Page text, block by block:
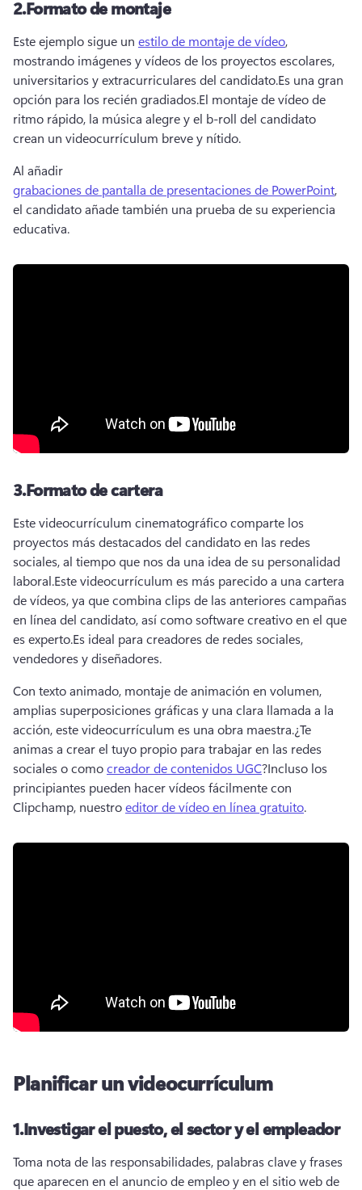
2.Formato de montaje
Este ejemplo sigue un estilo de montaje de vídeo,
mostrando imágenes y vídeos de los proyectos escolares,
universitarios y extracurriculares del candidato.Es una gran
opción para los recién gradiados.El montaje de vídeo de
ritmo rápido, la música alegre y el b-roll del candidato
crean un videocurrículum breve y nítido.
Al añadir
grabaciones de pantalla de presentaciones de PowerPoint,
el candidato añade también una prueba de su experiencia
educativa.
3.Formato de cartera
Este videocurrículum cinematográfico comparte los
proyectos más destacados del candidato en las redes
sociales, al tiempo que nos da una idea de su personalidad
laboral.Este videocurrículum es más parecido a una cartera
de vídeos, ya que combina clips de las anteriores campañas
en línea del candidato, así como software creativo en el que
es experto.Es ideal para creadores de redes sociales,
vendedores y diseñadores.
Con texto animado, montaje de animación en volumen,
amplias superposiciones gráficas y una clara llamada a la
acción, este videocurrículum es una obra maestra.¿Te
animas a crear el tuyo propio para trabajar en las redes
sociales o como creador de contenidos UGC?Incluso los
principiantes pueden hacer vídeos fácilmente con
Clipchamp, nuestro editor de vídeo en línea gratuito.
Planificar un videocurrículum
1.Investigar el puesto, el sector y el empleador
Toma nota de las responsabilidades, palabras clave y frases
que aparecen en el anuncio de empleo y en el sitio web de